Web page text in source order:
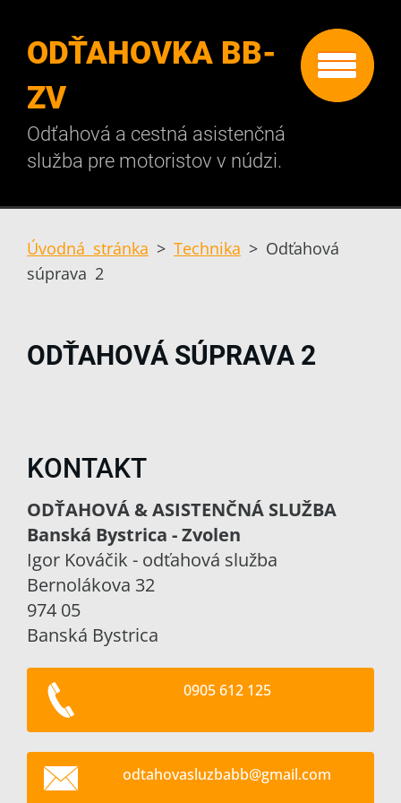
ODŤAHOVKA BB-
ZV
Odťahová a cestná asistenčná
služba pre motoristov v núdzi.
Úvodná stránka > Technika > Odťahová
súprava 2
ODŤAHOVÁ SÚPRAVA 2
KONTAKT
ODŤAHOVÁ & ASISTENČNÁ SLUŽBA
Banská Bystrica - Zvolen
Igor Kováčik - odťahová služba
Bernolákova 32
974 05
Banská Bystrica
0905 612 125
odtahovasluzbabb@gmail.com